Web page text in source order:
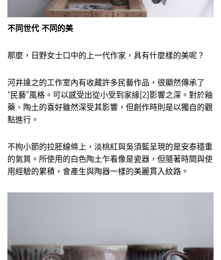
不同世代 不同的美
那麼，日野女士口中的上一代作家，具有什麼樣的美呢？
河井達之的工作室內有收藏許多民藝作品，很顯然傳承了
“民藝”風格。可以感受出從小受到家緣[2]影響之深。對於釉
藥、陶土的喜好雖然深受其影響，但創作時則是以獨自的觀
點進行。
不拘小節的拉胚線條上，淡桃紅與吳須藍呈現的是安泰穩重
的氣質。所使用的白色陶土乍看像是瓷器，但隨著時間與使
用經驗的累積，會產生與陶器一樣的美麗貫入紋路。